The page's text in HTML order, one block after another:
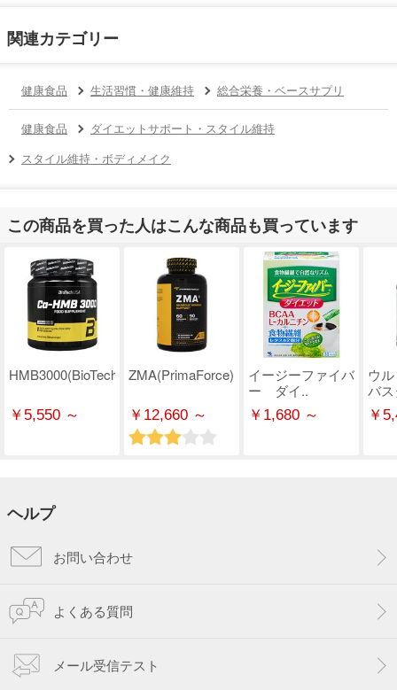
関連カテゴリー
健康食品 生活習慣・健康維持 総合栄養・ベースサプリ
健康食品
ダイエットサポート・スタイル維持
スタイル維持・ボディメイク
この商品を買った人はこんな商品も買っています
HMB3000(BioTechUSA)
￥5,550 ～
ZMA(PrimaForce)
￥12,660 ～
イージーファイバ
ー ダイ..
￥1,680 ～
ウ
バ
￥
ヘルプ
お問い合わせ
よくある質問
メール受信テスト